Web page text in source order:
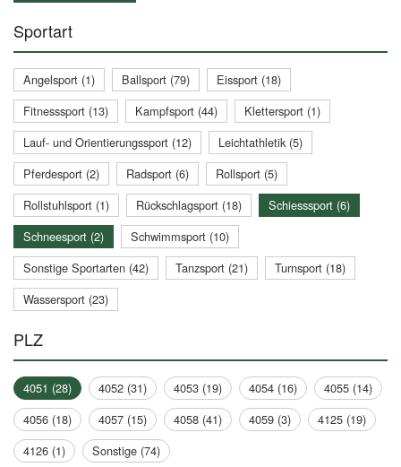
Sportart
Angelsport (1) Ballsport (79)
Eissport (18)
Fitnesssport (13)
Kampfsport (44)
Klettersport (1)
Lauf- und Orientierungssport (12)
Leichtathletik (5)
Pferdesport (2)
Radsport (6)
Rollsport (5)
Rollstuhlsport (1)
Rückschlagsport (18)
Schiesssport (6)
Schneesport (2)
Schwimmsport (10)
Sonstige Sportarten (42)
Tanzsport (21)
Turnsport (18)
Wassersport (23)
PLZ
4051 (28) 4052 (31) 4053 (19) 4054 (16)
4055 (14)
4056 (18)
4057 (15) 4058 (41) 4059 (3)
4125 (19)
4126 (1)
Sonstige (74)